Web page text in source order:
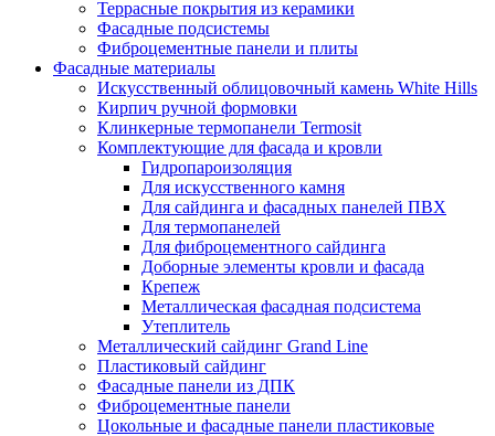
Террасные покрытия из керамики
Фасадные подсистемы
Фиброцементные панели и плиты
Фасадные материалы
Искусственный облицовочный камень White Hills
Кирпич ручной формовки
Клинкерные термопанели Termosit
Комплектующие для фасада и кровли
Гидропароизоляция
Для искусственного камня
Для сайдинга и фасадных панелей ПВХ
Для термопанелей
Для фиброцементного сайдинга
Доборные элементы кровли и фасада
Крепеж
Металлическая фасадная подсистема
Утеплитель
Металлический сайдинг Grand Line
Пластиковый сайдинг
Фасадные панели из ДПК
Фиброцементные панели
Цокольные и фасадные панели пластиковые